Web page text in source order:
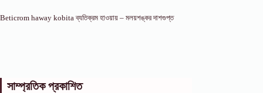
Beticrom haway kobita ব্যতিক্রম হাওয়ায় – মলয়শঙ্কর দাশগুপ্ত
সাম্প্রতিক প্রকাশিত